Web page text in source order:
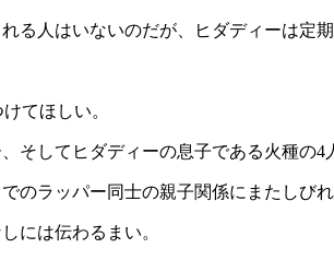
人はいないのだが、ヒダディーは定
てほしい。
してヒダディーの息子である火種の4
のラッパー同士の親子関係にまたしびれ
には伝わるまい。